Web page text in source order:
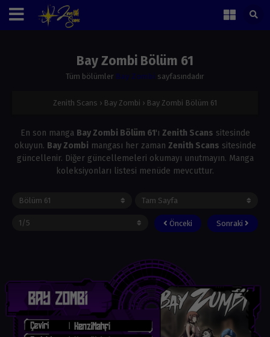
Bay Zombi Bölüm 61
Tüm bölümler Bay Zombi sayfasındadır
Zenith Scans › Bay Zombi › Bay Zombi Bölüm 61
En son manga Bay Zombi Bölüm 61'ı Zenith Scans sitesinde
okuyun. Bay Zombi mangası her zaman Zenith Scans sitesinde
güncellenir. Diğer güncellemeleri okumayı unutmayın. Manga
koleksiyonları listesi menüde mevcuttur.
Önceki Sonraki